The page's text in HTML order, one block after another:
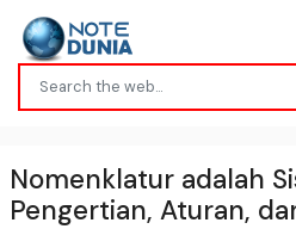
Nomenklatur adalah
Pengertian, Aturan,